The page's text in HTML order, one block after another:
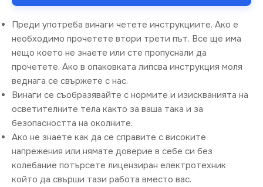
Преди употреба винаги четете инструкциите. Ако е
необходимо прочетете втори трети път. Все ще има
нещо което не знаете или сте пропуснали да
прочетете. Ако в опаковката липсва инструкция моля
веднага се свържете с нас.
Винаги се съобразявайте с нормите и изискванията на
осветителните тела както за ваша така и за
безопасността на околните.
Ако не знаете как да се справите с високите
напрежения или нямате доверие в себе си без
колебание потърсете лицензиран електротехник
който да свърши тази работа вместо вас.